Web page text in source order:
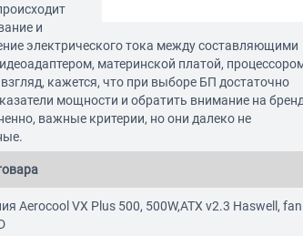
и
электрического тока между составляющими
материнской платой,
кажется, что при выборе БП достаточно
мощности и обратить внимание на
важные критерии, но они далеко не
Aerocool VX Plus 500, 500W,ATX v2.3 Haswell,